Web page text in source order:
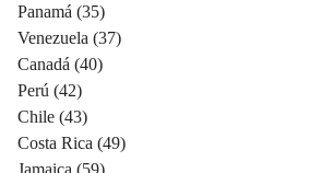
Panamá (35)
Venezuela (37)
Canadá (40)
Perú (42)
Chile (43)
Costa Rica (49)
Jamaica (59)